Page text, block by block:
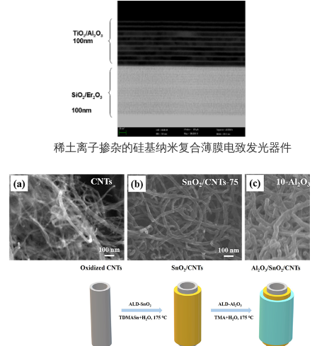
稀土离子掺杂的硅基纳米复合薄膜电致发光器件